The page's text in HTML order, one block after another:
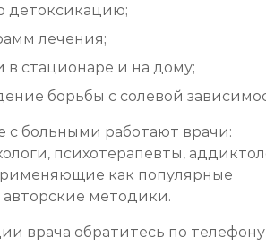
детоксикацию;
лечения;
в стационаре и на дому;
борьбы с солевой
с больными работают врачи:
психотерапевты,
как популярные
авторские методики.
врача обратитесь по